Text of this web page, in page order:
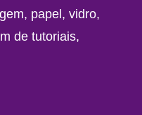
papel, vidro,
de tutoriais,